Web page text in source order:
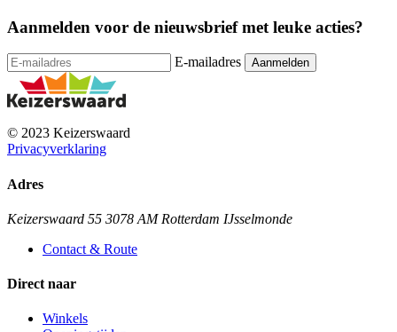
Aanmelden voor de nieuwsbrief met leuke acties?
E-mailadres
© 2023 Keizerswaard
Privacyverklaring
Adres
Keizerswaard 55 3078 AM Rotterdam IJsselmonde
Contact & Route
Direct naar
Winkels